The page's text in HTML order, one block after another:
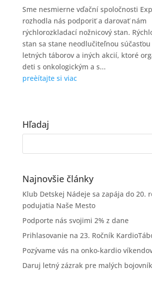
Sme nesmierne vďační spoločnosti
rozhodla nás podporiť a darovať nám
rýchlorozkladací nožnicový stan.
stan sa stane neodlučiteľnou súčasťou
letných táborov a iných akcií, ktoré
deti s onkologickým a s...
preèítajte si viac
Hľadaj
Najnovšie články
Klub Detskej Nádeje sa zapája do 20.
podujatia Naše Mesto
Podporte nás svojimi 2% z dane
Prihlasovanie na 23. Ročník
Pozývame vás na onko-kardio
Daruj letný zázrak pre malých